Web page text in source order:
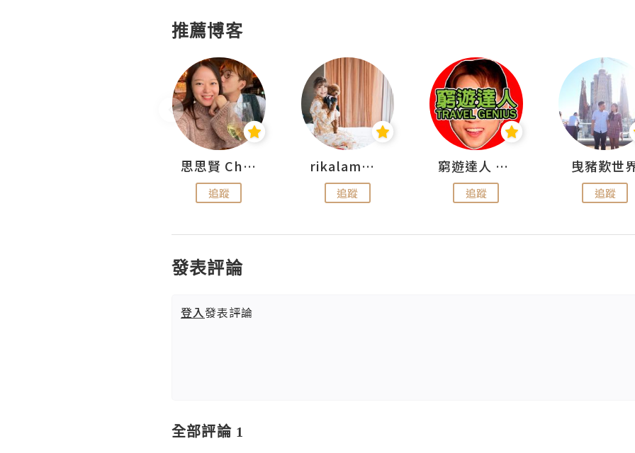
推薦博客
思思賢 ChillMyBabe
追蹤
rikalammm
追蹤
窮遊達人 Mr.TravelGenius
追蹤
曳豬歎世
追蹤
發表評論
登入發表評論
全部評論 1